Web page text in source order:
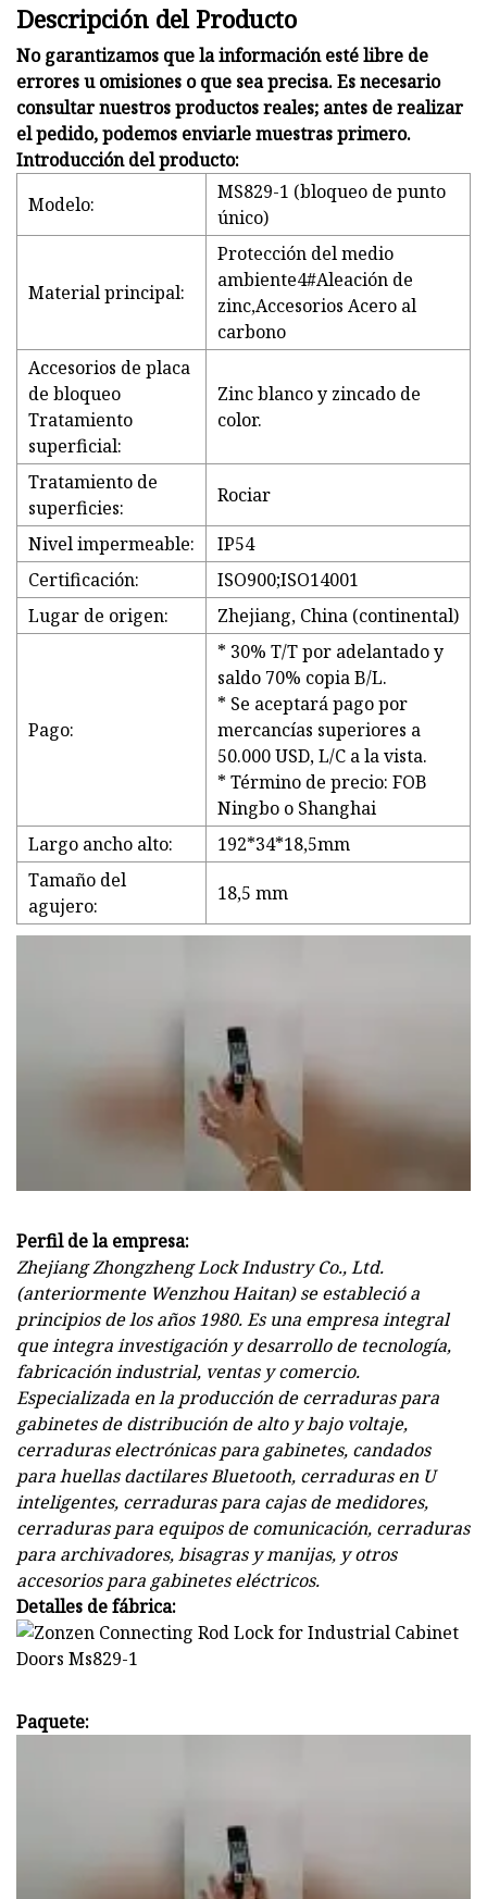
Descripción del Producto
No garantizamos que la información esté libre de
errores u omisiones o que sea precisa. Es necesario
consultar nuestros productos reales; antes de realizar
el pedido, podemos enviarle muestras primero.
Introducción del producto:
Modelo:
MS829-1 (bloqueo de punto
único)
Material principal:
Protección del medio
ambiente4#Aleación de
zinc,Accesorios Acero al
carbono
Accesorios de placa
de bloqueo
Tratamiento
superficial:
Zinc blanco y zincado de
color.
Tratamiento de
superficies:
Rociar
Nivel impermeable:
IP54
Certificación:
ISO900;ISO14001
Lugar de origen:
Zhejiang, China (continental)
Pago:
* 30% T/T por adelantado y
saldo 70% copia B/L.
* Se aceptará pago por
mercancías superiores a
50.000 USD, L/C a la vista.
* Término de precio: FOB
Ningbo o Shanghai
Largo ancho alto:
192*34*18,5mm
Tamaño del
agujero:
18,5 mm
Perfil de la empresa:
Zhejiang Zhongzheng Lock Industry Co., Ltd.
(anteriormente Wenzhou Haitan) se estableció a
principios de los años 1980. Es una empresa integral
que integra investigación y desarrollo de tecnología,
fabricación industrial, ventas y comercio.
Especializada en la producción de cerraduras para
gabinetes de distribución de alto y bajo voltaje,
cerraduras electrónicas para gabinetes, candados
para huellas dactilares Bluetooth, cerraduras en U
inteligentes, cerraduras para cajas de medidores,
cerraduras para equipos de comunicación, cerraduras
para archivadores, bisagras y manijas, y otros
accesorios para gabinetes eléctricos.
Detalles de fábrica:
Paquete: